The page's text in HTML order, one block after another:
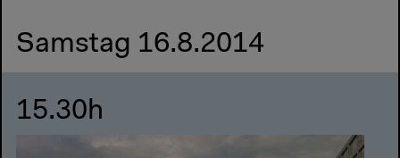
Samstag 16.8.2014
15.30h